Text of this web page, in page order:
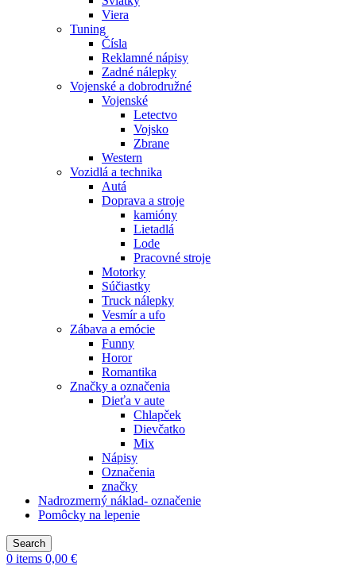
Viera
Tuning
Čísla
Reklamné nápisy
Zadné nálepky
Vojenské a dobrodružné
Vojenské
Letectvo
Vojsko
Zbrane
Western
Vozidlá a technika
Autá
Doprava a stroje
kamióny
Lietadlá
Lode
Pracovné stroje
Motorky
Súčiastky
Truck nálepky
Vesmír a ufo
Zábava a emócie
Funny
Horor
Romantika
Značky a označenia
Dieťa v aute
Chlapček
Dievčatko
Mix
Nápisy
Označenia
značky
Nadrozmerný náklad- označenie
Pomôcky na lepenie
Search
0 items 0,00 €